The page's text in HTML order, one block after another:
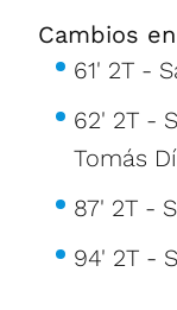
Cambios
61' 2T -
62' 2T -
Tomás
87' 2T -
94' 2T -